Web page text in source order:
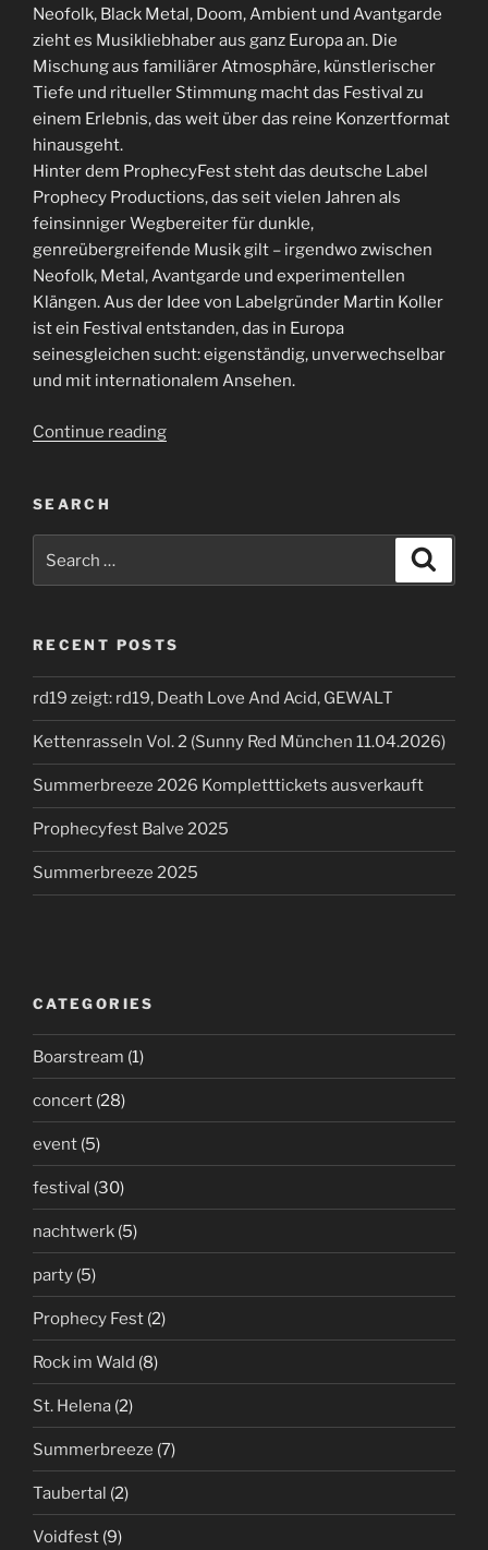
Neofolk, Black Metal, Doom, Ambient und Avantgarde
zieht es Musikliebhaber aus ganz Europa an. Die
Mischung aus familiärer Atmosphäre, künstlerischer
Tiefe und ritueller Stimmung macht das Festival zu
einem Erlebnis, das weit über das reine Konzertformat
hinausgeht.
Hinter dem ProphecyFest steht das deutsche Label
Prophecy Productions, das seit vielen Jahren als
feinsinniger Wegbereiter für dunkle,
genreübergreifende Musik gilt – irgendwo zwischen
Neofolk, Metal, Avantgarde und experimentellen
Klängen. Aus der Idee von Labelgründer Martin Koller
ist ein Festival entstanden, das in Europa
seinesgleichen sucht: eigenständig, unverwechselbar
und mit internationalem Ansehen.
Continue reading“Prophecyfest
SEARCH
for:
RECENT POSTS
rd19 zeigt: rd19, Death Love And Acid, GEWALT
Kettenrasseln Vol. 2 (Sunny Red München 11.04.2026)
Summerbreeze 2026 Kompletttickets ausverkauft
Prophecyfest Balve 2025
Summerbreeze 2025
CATEGORIES
Boarstream (1)
concert (28)
event (5)
festival (30)
nachtwerk (5)
party (5)
Prophecy Fest (2)
Rock im Wald (8)
St. Helena (2)
Summerbreeze (7)
Taubertal (2)
Voidfest (9)